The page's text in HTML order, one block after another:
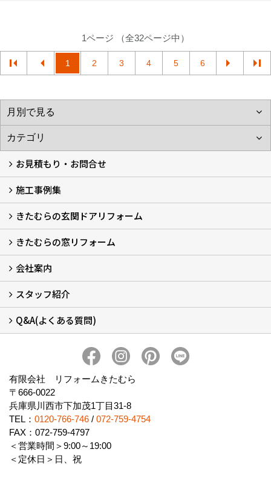
1ページ （全32ページ中）
1 2 3 4 5 6
お見積もり・お問合せ
LINEで概算見積もり
チャットで質問
問い合わせフォームから
オンライン相談
電話で相談
無料現地調査をご希望の方
施工事例集
玄関ドアリフォーム
玄関引戸リフォーム
勝手口ドアリフォーム
窓リフォーム
きたむらの玄関ドアリフォーム
玄関ドアリフォームについて
リシェントについて (23)
・玄関ドアバリエーション (52)
・玄関引戸バリエーション (44)
・勝手口ドアバリエーション (11)
安心の自社施工
無料点検
保証について
価格について
概算見積について (2)
きたむらの窓リフォーム
窓リフォームについて (5)
・内窓設置-LIXILインプラス
・内窓設置-AGCまどまど
・窓交換
・エコガラス交換
・防犯・防災ガラス交換
会社案内
会社概要 (2)
ブログ
アクセス
施工エリア
施工までの流れ
SNSインフォメーション
チャット機能
オンライン打合わせ
補助金について (2)
スタッフ紹介
スタッフ紹介
Q&A(よくある質問)
有限会社 リフォームきたむら
〒666-0022
兵庫県川西市下加茂1丁目31-8
TEL： 0120-766-746 / 072-759-4754
FAX：072-759-4797
＜営業時間＞9:00～19:00
＜定休日＞日、祝